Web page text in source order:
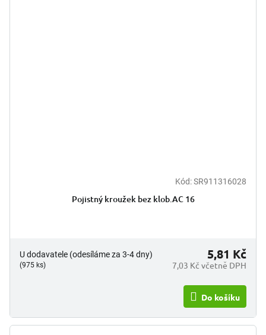
Kód:SR911316028
Pojistný kroužek bez klob.AC 16
U dodavatele (odesíláme za 3-4 dny)
(975 ks) 7,03 Kč včetně DPH
5,81 Kč
Do košíku